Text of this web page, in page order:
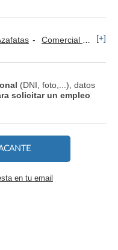
Comercial Sector Banca [+]
(DNI, foto,...), datos
solicitar un empleo
en tu email